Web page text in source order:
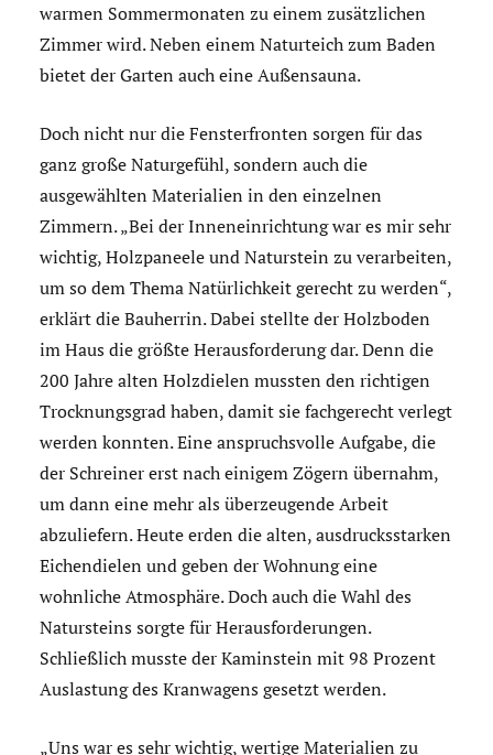
warmen Sommermonaten zu einem zusätzlichen
Zimmer wird. Neben einem Naturteich zum Baden
bietet der Garten auch eine Außensauna.
Doch nicht nur die Fensterfronten sorgen für das
ganz große Naturgefühl, sondern auch die
ausgewählten Materialien in den einzelnen
Zimmern. „Bei der Inneneinrichtung war es mir sehr
wichtig, Holzpaneele und Naturstein zu verarbeiten,
um so dem Thema Natürlichkeit gerecht zu werden“,
erklärt die Bauherrin. Dabei stellte der Holzboden
im Haus die größte Herausforderung dar. Denn die
200 Jahre alten Holzdielen mussten den richtigen
Trocknungsgrad haben, damit sie fachgerecht verlegt
werden konnten. Eine anspruchsvolle Aufgabe, die
der Schreiner erst nach einigem Zögern übernahm,
um dann eine mehr als überzeugende Arbeit
abzuliefern. Heute erden die alten, ausdrucksstarken
Eichendielen und geben der Wohnung eine
wohnliche Atmosphäre. Doch auch die Wahl des
Natursteins sorgte für Herausforderungen.
Schließlich musste der Kaminstein mit 98 Prozent
Auslastung des Kranwagens gesetzt werden.
„Uns war es sehr wichtig, wertige Materialien zu